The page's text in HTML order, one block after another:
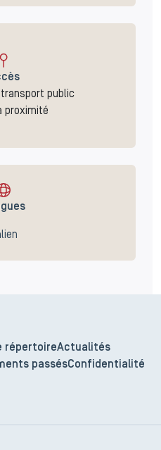
public
proximité
répertoireActualités
passésConfidentialité